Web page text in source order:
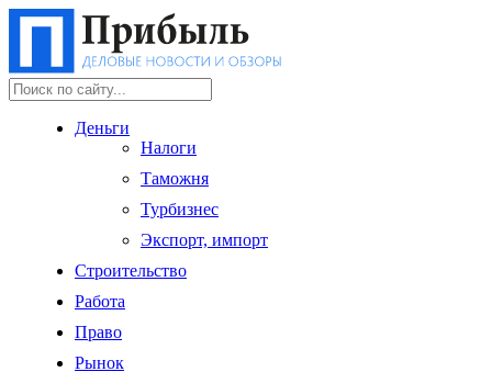
Деньги
Налоги
Таможня
Турбизнес
Экспорт, импорт
Строительство
Работа
Право
Рынок